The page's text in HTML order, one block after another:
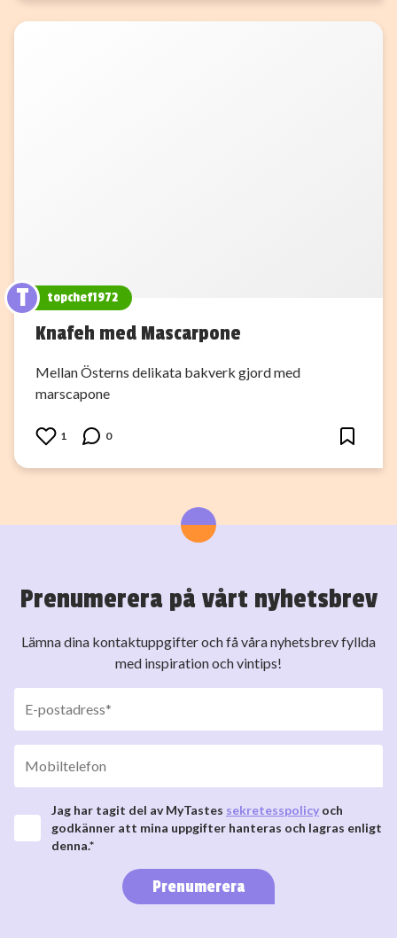
T topchef1972
Knafeh med Mascarpone
Mellan Österns delikata bakverk gjord med
marscapone
1 0
Prenumerera på vårt nyhetsbrev
Lämna dina kontaktuppgifter och få våra nyhetsbrev fyllda
med inspiration och vintips!
Jag har tagit del av MyTastes sekretesspolicy och
godkänner att mina uppgifter hanteras och lagras enligt
denna.*
Prenumerera